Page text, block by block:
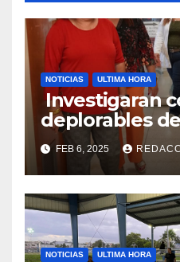
NOTICIAS ULTIMA HORA
Investigaran
deplorables
facilidades el
de la Salud en
FEB 6, 2025
NOTICIAS ULTIMA HORA